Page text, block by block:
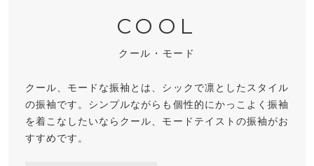
COOL
クール・モード
クール、モードな振袖とは、シックで凛としたスタイル
の振袖です。シンプルながらも個性的にかっこよく振袖
を着こなしたいならクール、モードテイストの振袖がお
すすめです。